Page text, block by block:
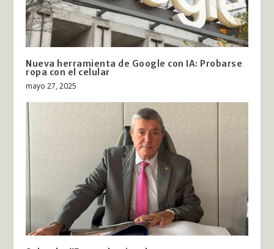
Nueva herramienta de Google con IA: Probarse
ropa con el celular
mayo 27, 2025